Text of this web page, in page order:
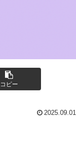
コピー
2025.09.01